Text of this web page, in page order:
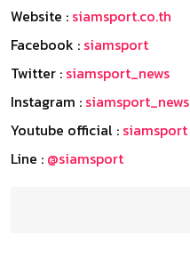
Website : siamsport.co.th
Facebook : siamsport
Twitter : siamsport_news
Instagram : siamsport_news
Youtube official : siamsport
Line : @siamsport